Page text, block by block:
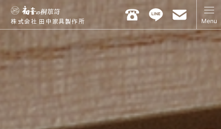
株式会社 田中家具製作所 Menu